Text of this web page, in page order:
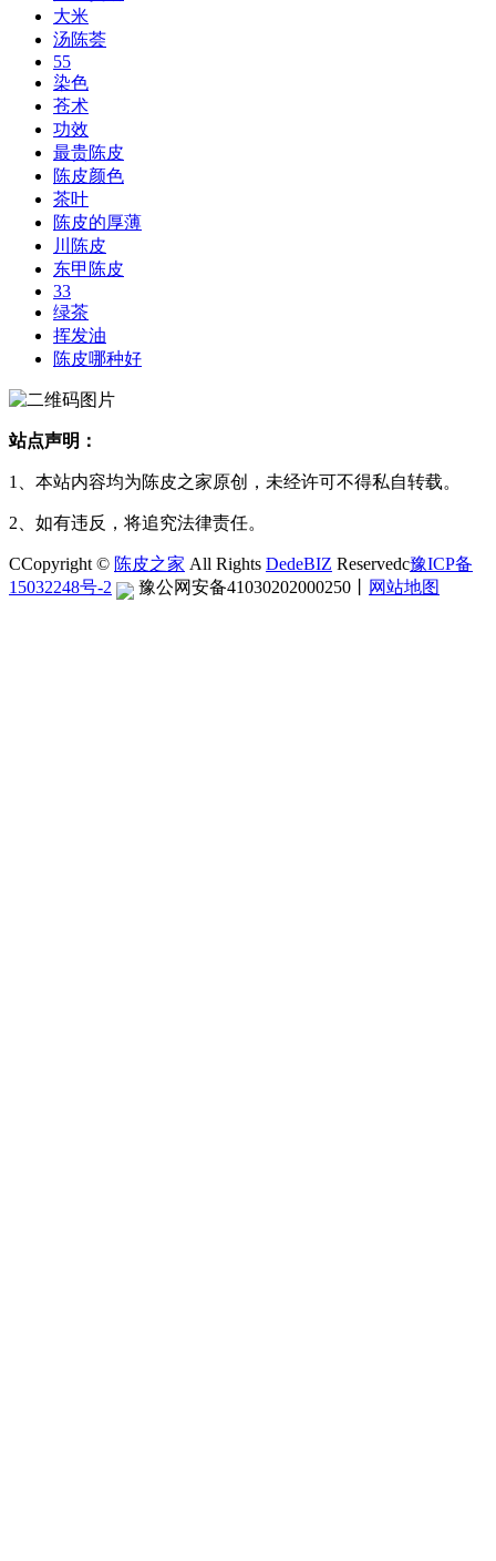
大米
汤陈荟
55
染色
苍术
功效
最贵陈皮
陈皮颜色
茶叶
陈皮的厚薄
川陈皮
东甲陈皮
33
绿茶
挥发油
陈皮哪种好
站点声明：
1、本站内容均为陈皮之家原创，未经许可不得私自转载。
2、如有违反，将追究法律责任。
CCopyright © 陈皮之家 All Rights DedeBIZ Reservedc豫ICP备
15032248号-2
豫公网安备41030202000250 网站地图